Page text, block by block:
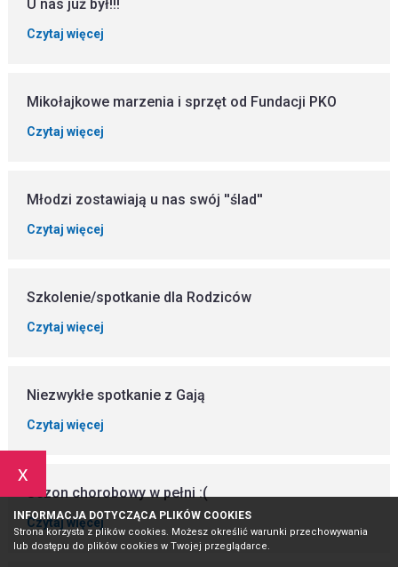
x
INFORMACJA DOTYCZĄCA PLIKÓW COOKIES
Strona korzysta z plików cookies. Możesz określić warunki przechowywania
lub dostępu do plików cookies w Twojej przeglądarce.
U nas już był!!!
Czytaj więcej
Mikołajkowe marzenia i sprzęt od Fundacji PKO
Czytaj więcej
Młodzi zostawiają u nas swój ''ślad''
Czytaj więcej
Szkolenie/spotkanie dla Rodziców
Czytaj więcej
Niezwykłe spotkanie z Gają
Czytaj więcej
Sezon chorobowy w pełni :(
Czytaj więcej